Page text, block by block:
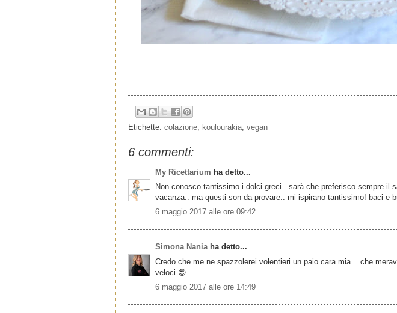
Etichette: colazione koulourakia vegan
6 commenti:
My Ricettarium ha detto...
Non conosco tantissimo i dolci greci.. sarà che preferisco sempre il
vacanza.. ma questi son da provare.. mi ispirano tantissimo! baci e
6 maggio 2017 alle ore 09:42
Simona Naniaha detto...
Credo che me ne spazzolerei volentieri un paio cara mia... che
veloci 😍
6 maggio 2017 alle ore 14:49